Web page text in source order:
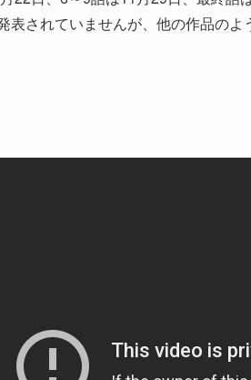
表されていませんが、他の作品の